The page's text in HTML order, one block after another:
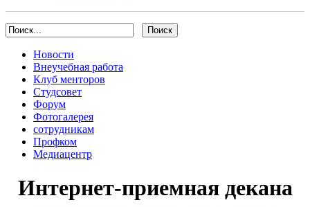
Новости
Внеучебная работа
Клуб менторов
Студсовет
Форум
Фотогалерея
сотрудникам
Профком
Медиацентр
Интернет-приемная декана